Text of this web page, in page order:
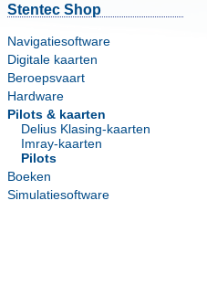
Stentec Shop
Navigatiesoftware
Digitale kaarten
Beroepsvaart
Hardware
Pilots & kaarten
Delius Klasing-kaarten
Imray-kaarten
Pilots
Boeken
Simulatiesoftware